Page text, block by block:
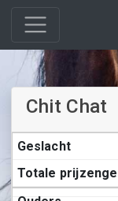
Chit Chat